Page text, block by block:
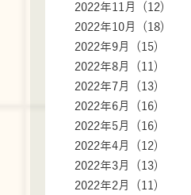
2022年11月 (12)
2022年10月 (18)
2022年9月 (15)
2022年8月 (11)
2022年7月 (13)
2022年6月 (16)
2022年5月 (16)
2022年4月 (12)
2022年3月 (13)
2022年2月 (11)